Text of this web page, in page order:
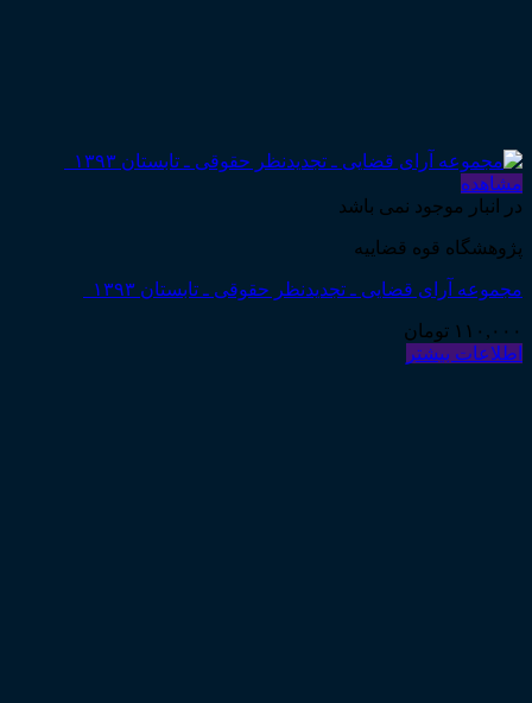
مشاهده
در انبار موجود نمی باشد
پژوهشگاه قوه قضاییه
مجموعه آرای قضایی ـ تجدیدنظر حقوقی ـ تابستان ۱۳۹۳
۱۱۰,۰۰۰ تومان
اطلاعات بیشتر